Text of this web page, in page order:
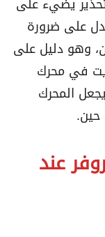
على ضرورة
وهو دليل على
في محرك
المحرك
عند